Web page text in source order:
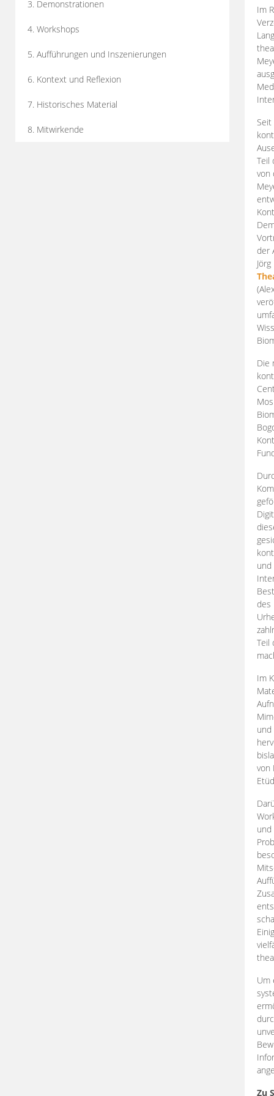
3. Demonstrationen
4. Workshops
5. Aufführungen und Inszenierungen
6. Kontext und Reflexion
7. Historisches Material
8. Mitwirkende
Im
Teil
von
der
Die
des
Teil
Im
und
von
und
Um
Zu